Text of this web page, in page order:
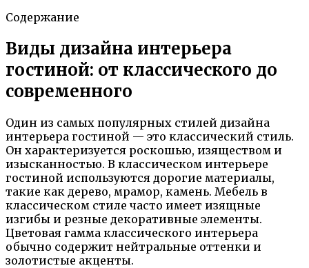
Содержание
Виды дизайна интерьера
гостиной: от классического до
современного
Один из самых популярных стилей дизайна
интерьера гостиной — это классический стиль.
Он характеризуется роскошью, изяществом и
изысканностью. В классическом интерьере
гостиной используются дорогие материалы,
такие как дерево, мрамор, камень. Мебель в
классическом стиле часто имеет изящные
изгибы и резные декоративные элементы.
Цветовая гамма классического интерьера
обычно содержит нейтральные оттенки и
золотистые акценты.